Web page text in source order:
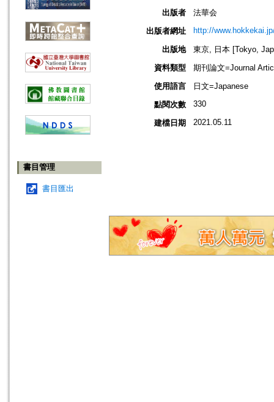
書目管理
書目匯出
出版者
法華会
出版者網址
http://
出版地
東京, 日本 [Tokyo,
資料類型
期刊論文=Journal
使用語言
日文=Japanese
點閱次數
330
建檔日期 2021.05.11